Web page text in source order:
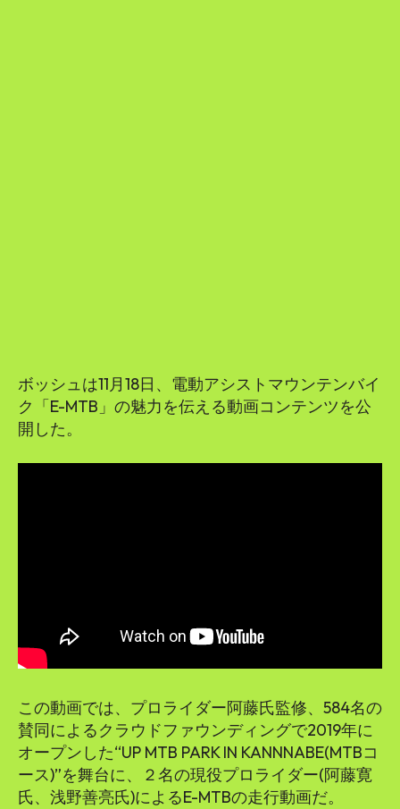
ボッシュは11月18日、電動アシストマウンテンバイ
ク「E-MTB」の魅力を伝える動画コンテンツを公
開した。
この動画では、プロライダー阿藤氏監修、584名の
賛同によるクラウドファウンディングで2019年に
オープンした“UP MTB PARK IN KANNNABE(MTBコ
ース)”を舞台に、２名の現役プロライダー(阿藤寛
氏、浅野善亮氏)によるE-MTBの走行動画だ。